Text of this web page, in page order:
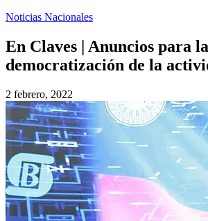
Noticias Nacionales
En Claves | Anuncios para la
democratización de la
2 febrero, 2022